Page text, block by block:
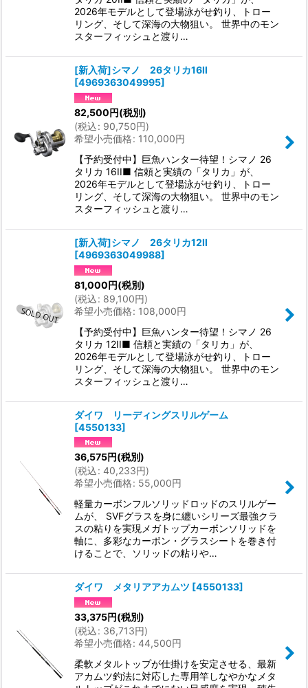
2026年モデルとして登場泳がせ釣り、トロー
リング、そして深海の大物狙い。 世界中のモン
スターフィッシュと渡り…
[新入荷]シマノ 26タリカ16II
[4969363049995]
82,500円(税別)
(税込: 90,750円)
希望小売価格: 110,000円
【予約受付中】巨魚ハンター待望！シマノ 26
タリカ 16II■ 信頼と実績の「タリカ」が、
2026年モデルとして登場泳がせ釣り、トロー
リング、そして深海の大物狙い。 世界中のモン
スターフィッシュと渡り…
[新入荷]シマノ 26タリカ12II
[4969363049988]
81,000円(税別)
(税込: 89,100円)
希望小売価格: 108,000円
【予約受付中】巨魚ハンター待望！シマノ 26
タリカ 12II■ 信頼と実績の「タリカ」が、
2026年モデルとして登場泳がせ釣り、トロー
リング、そして深海の大物狙い。 世界中のモン
スターフィッシュと渡り…
ダイワ リーディングスリルゲーム
[4550133]
36,575円(税別)
(税込: 40,233円)
希望小売価格: 55,000円
軽量カーボンフルソリッドロッドのスリルゲー
ムが、 SVFグラスを身に纏いシリーズ最強クラ
スの粘りを実現メガトップカーボンソリッドを
軸に、多彩なカーボン・グラスシートを巻き付
けることで、ソリッドの粘りや…
ダイワ メタリアアカムツ [4550133]
33,375円(税別)
(税込: 36,713円)
希望小売価格: 44,500円
柔軟メタルトップが仕掛けを安定させる、最新
アカムツ釣法に対応した専用竿しなやかなメタ